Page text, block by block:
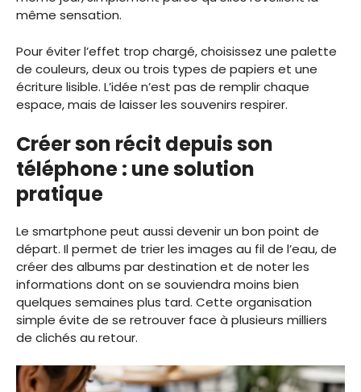
même sensation.
Pour éviter l’effet trop chargé, choisissez une palette
de couleurs, deux ou trois types de papiers et une
écriture lisible. L’idée n’est pas de remplir chaque
espace, mais de laisser les souvenirs respirer.
Créer son récit depuis son
téléphone : une solution
pratique
Le smartphone peut aussi devenir un bon point de
départ. Il permet de trier les images au fil de l’eau, de
créer des albums par destination et de noter les
informations dont on se souviendra moins bien
quelques semaines plus tard. Cette organisation
simple évite de se retrouver face à plusieurs milliers
de clichés au retour.